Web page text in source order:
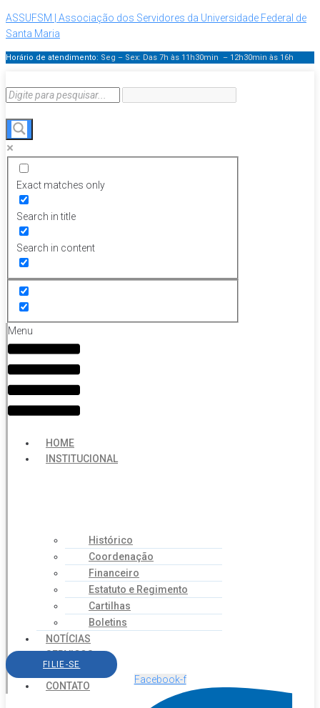
ASSUFSM | Associação dos Servidores da Universidade Federal de
Santa Maria
Horário de atendimento: Seg – Sex: Das 7h às 11h30min – 12h30min às 16h
Exact matches only
Search in title
Search in content
Menu
HOME
INSTITUCIONAL
Histórico
Coordenação
Financeiro
Estatuto e Regimento
Cartilhas
Boletins
NOTÍCIAS
SERVIÇOS
AGENDA
CONTATO
FILIE-SE
Facebook-f